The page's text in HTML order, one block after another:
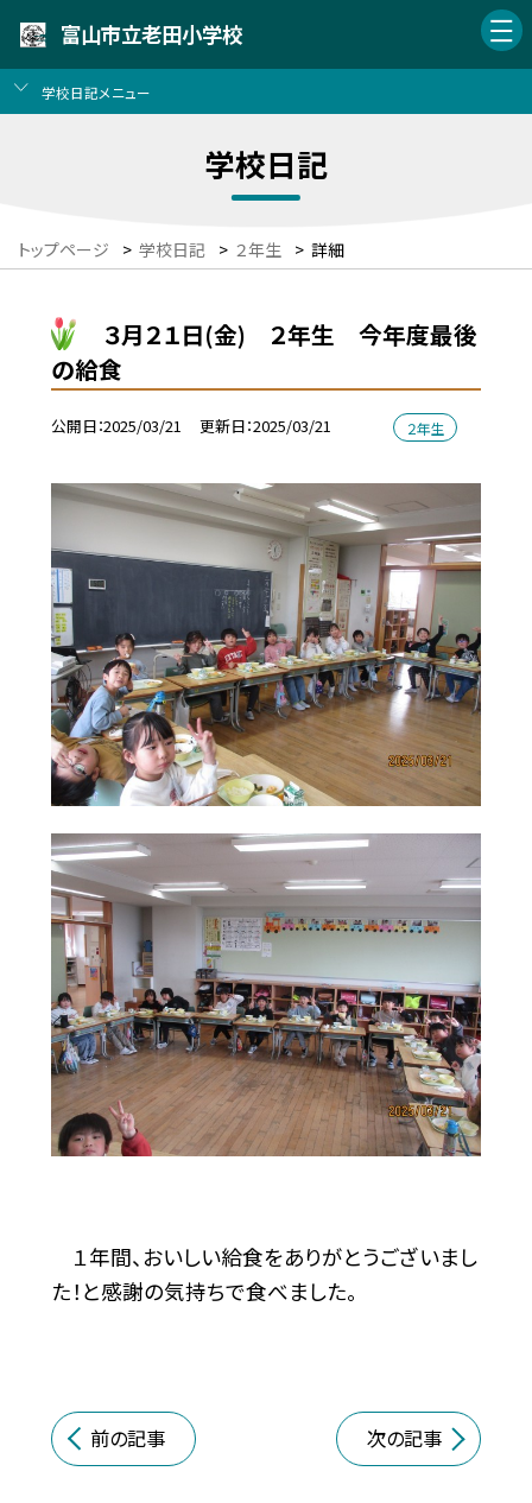
富山市立老田小学校
学校日記メニュー
学校日記
トップページ > 学校日記 > ２年生 > 詳細
３月２１日(金) ２年生 今年度最後
の給食
公開日 2025/03/21 更新日 2025/03/21 ２年生
１年間、おいしい給食をありがとうございまし
た！と感謝の気持ちで食べました。
前の記事 次の記事